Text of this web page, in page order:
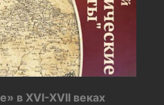
в XVI-XVII веках